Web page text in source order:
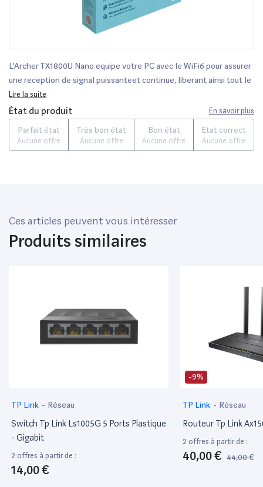
L'Archer TX1800U Nano equipe votre PC avec le WiFi6 pour assurer
une reception de signal puissanteet continue, liberant ainsi tout le
potentiel de votre routeur WiFi 6.Debit ameliore avec
MUMIMOFonctionne avec les routeurs MUMIMO,qui fournissen
Lire la suite
État du produit En savoir plus
Parfait état
Aucune offre
Très bon état
Aucune offre
Bon état
Aucune offre
État correct
Aucune offre
Ces articles peuvent vous intéresser
Produits similaires
TP Link - Réseau
Switch Tp Link Ls1005G 5 Ports Plastique
- Gigabit
2 offres à partir de :
14,00 €
-9%
TP Link - Réseau
Routeur Tp Link
2 offres à partir de :
40,00 € 44,00 €